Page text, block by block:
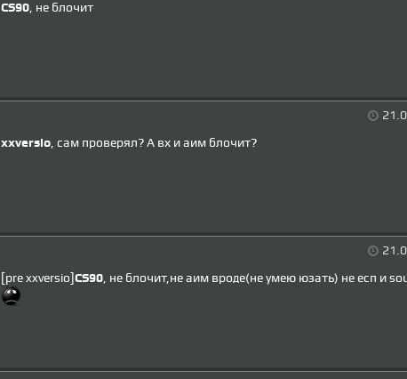
CS90, не блочит
xxversio, сам проверял? А вх и аим блочит?
[pre xxversio] CS90, не блочит,не аим вроде(не умею юзать) не есп и